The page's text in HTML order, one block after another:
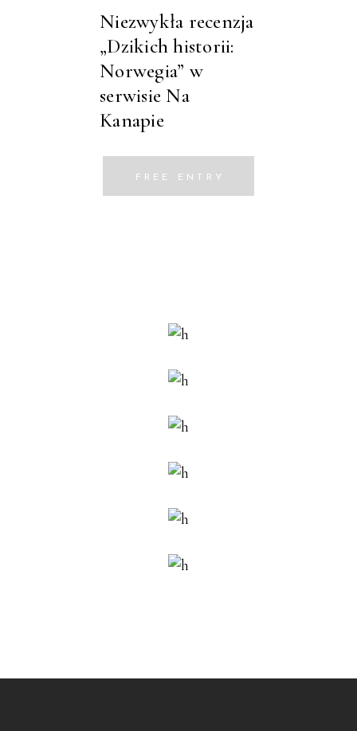
Niezwykła recenzja
„Dzikich historii:
Norwegia” w
serwisie Na
Kanapie
FREE ENTRY